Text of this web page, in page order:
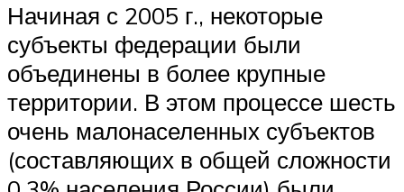
Начиная с 2005 г., некоторые
субъекты федерации были
объединены в более крупные
территории. В этом процессе шесть
очень малонаселенных субъектов
(составляющих в общей сложности